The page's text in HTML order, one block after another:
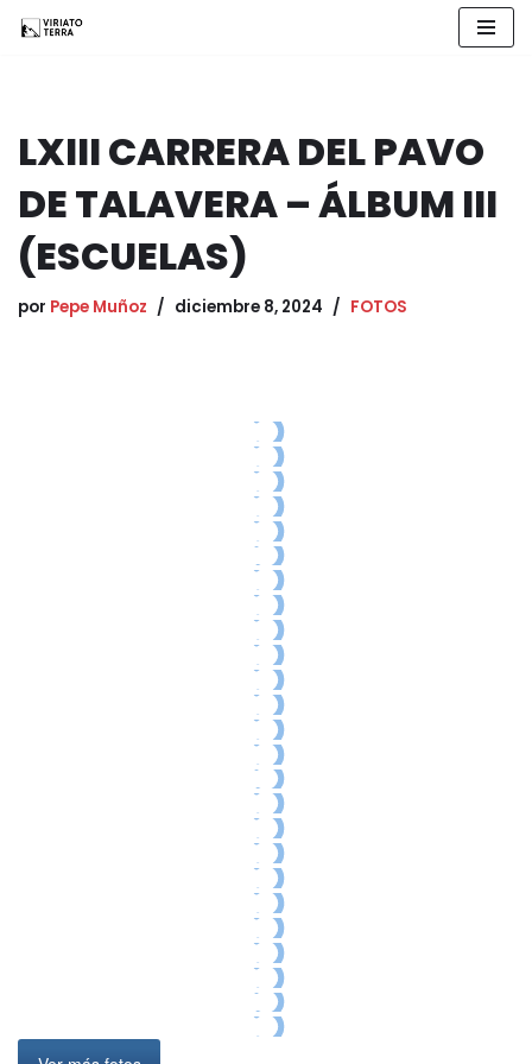
LXIII CARRERA DEL PAVO
DE TALAVERA – ÁLBUM III
(ESCUELAS)
por Pepe Muñoz diciembre 8, 2024 FOTOS